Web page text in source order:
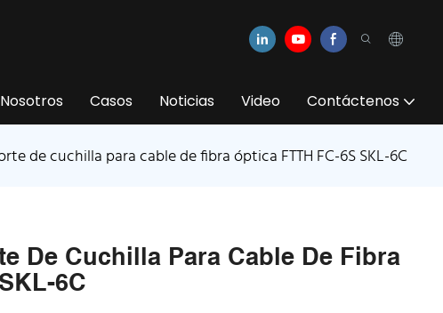
Casos Noticias Video Contáctenos
de cuchilla para cable de fibra óptica FTTH FC-6S SKL-6C
De Cuchilla Para Cable De Fibra
6C